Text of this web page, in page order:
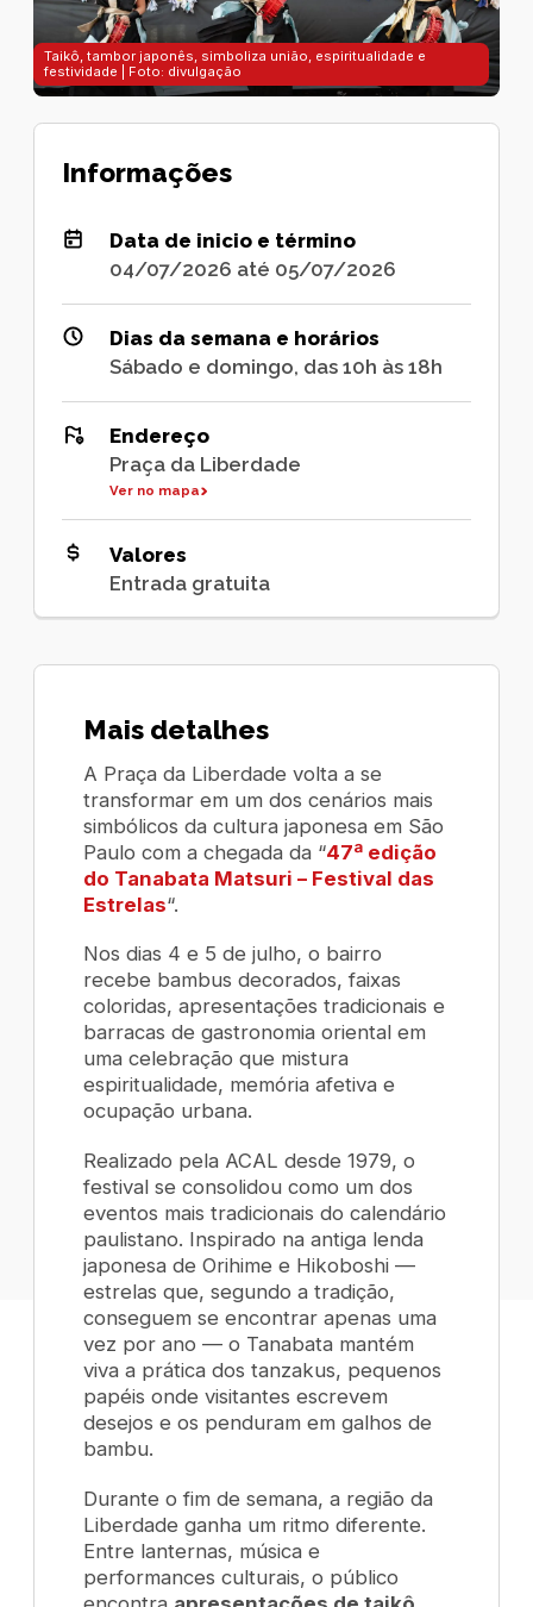
Taikô, tambor japonês, simboliza união, espiritualidade e
festividade | Foto: divulgação
Informações
Data de inicio e término
04/07/2026 até 05/07/2026
Dias da semana e horários
Sábado e domingo, das 10h às 18h
Endereço
Praça da Liberdade
Ver no mapa
Valores
Entrada gratuita
Mais detalhes
A Praça da Liberdade volta a se
transformar em um dos cenários mais
simbólicos da cultura japonesa em São
Paulo com a chegada da “47ª edição
do Tanabata Matsuri – Festival das
Estrelas“.
Nos dias 4 e 5 de julho, o bairro
recebe bambus decorados, faixas
coloridas, apresentações tradicionais e
barracas de gastronomia oriental em
uma celebração que mistura
espiritualidade, memória afetiva e
ocupação urbana.
Realizado pela ACAL desde 1979, o
festival se consolidou como um dos
eventos mais tradicionais do calendário
paulistano. Inspirado na antiga lenda
japonesa deOrihime e Hikoboshi —
estrelas que, segundo a tradição,
conseguem se encontrar apenas uma
vez por ano — o Tanabata mantém
viva a prática dostanzakus, pequenos
papéis onde visitantes escrevem
desejos e os penduram em galhos de
bambu.
Durante o fim de semana, a região da
Liberdade ganha um ritmo diferente.
Entre lanternas, música e
performances culturais, o público